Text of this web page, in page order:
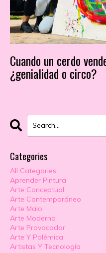
Cuando un cerdo
¿genialidad o circo?
Categories
All Categories
Aprender Pintura
Arte Conceptual
Arte Contemporáneo
Arte Malo
Arte Moderno
Arte Provocador
Arte Y Polémica
Artistas Y Tecnología